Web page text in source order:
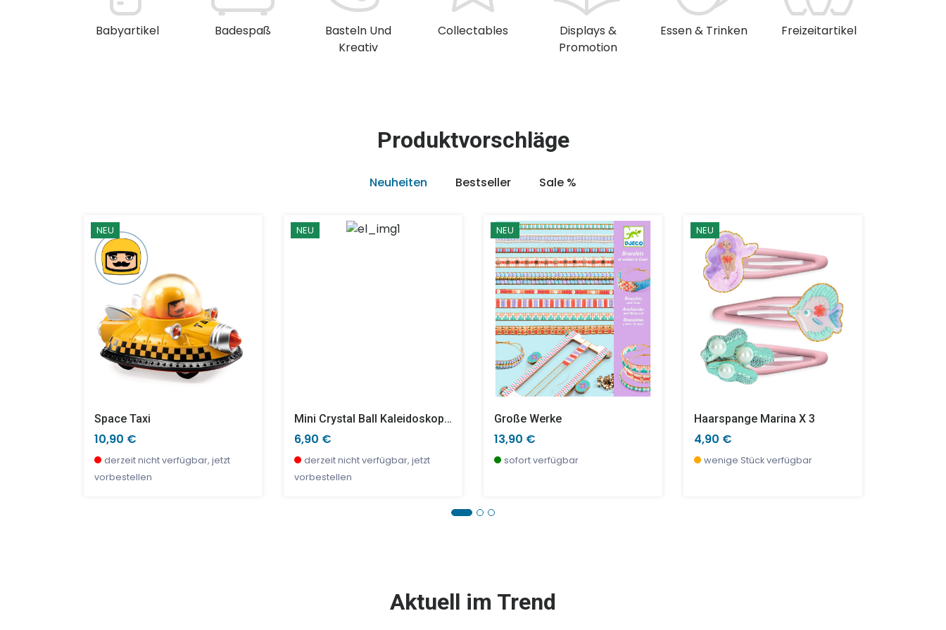
Babyartikel Badespaß
Basteln Und
Kreativ
Collectables
Displays &
Promotion
Essen & Trinken Freizeitartikel
Produktvorschläge
Neuheiten Bestseller Sale %
NEU
Space Taxi
10,90 €
derzeit nicht verfügbar, jetzt
vorbestellen
NEU
Mini Crystal Ball Kaleidoskop, Athena
6,90 €
derzeit nicht verfügbar, jetzt
vorbestellen
NEU
Große Werke
13,90 €
sofort verfügbar
NEU
Haarspange Marina X 3
4,90 €
wenige Stück verfügbar
Aktuell im Trend